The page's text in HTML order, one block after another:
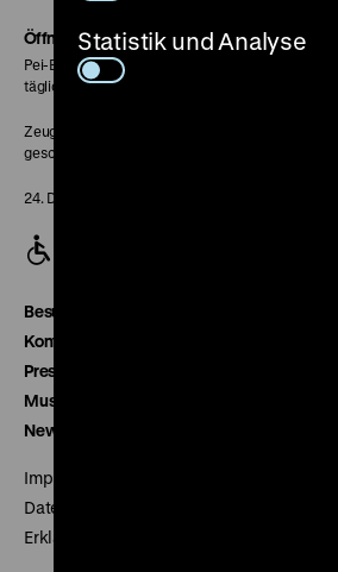
Seite
Öffnungszeiten
Pei-Bau:
täglich 10-18 Uhr
Zeughaus:
geschlossen
24. Dezember geschlossen
Besucherservice
Kontakt
Presse
Museumsverein
Newsletter
Impressum
Datenschutz
Erklärung digitale Barrierefreiheit
Statistik und Analyse